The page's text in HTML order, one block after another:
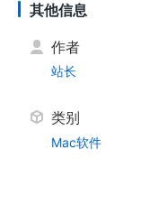
其他信息
作者
站长
类别
Mac软件